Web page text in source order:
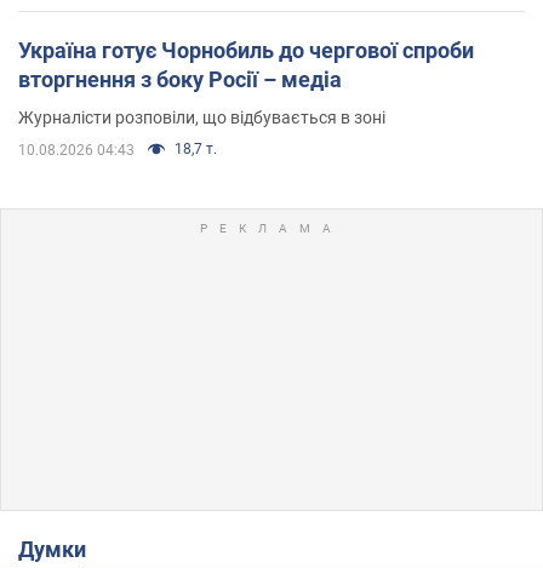
Україна готує Чорнобиль до чергової спроби
вторгнення з боку Росії – медіа
Журналісти розповіли, що відбувається в зоні
10.08.2026 04:43 18,7 т.
Думки